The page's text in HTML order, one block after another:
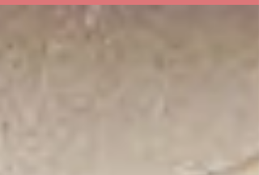
Dydd Llun/ Monday (Bank Holiday) Dydd Iau/
Thursday (Open Mic Night) 6pm - 9pm Dydd
Sadwrn/ Saturday...